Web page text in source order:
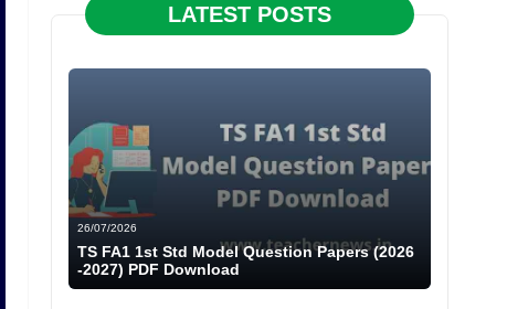
LATEST POSTS
26/07/2026
TS FA1 1st Std Model Question Papers (2026
-2027) PDF Download